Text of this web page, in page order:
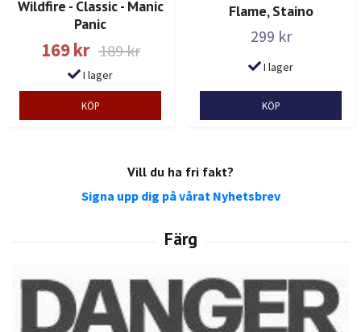
Vill du ha fri fakt?
Signa upp dig på vårat Nyhetsbrev
Wildfire - Classic - Manic
Panic
169 kr 189 kr
I lager
Flame, Staino
299 kr
I lager